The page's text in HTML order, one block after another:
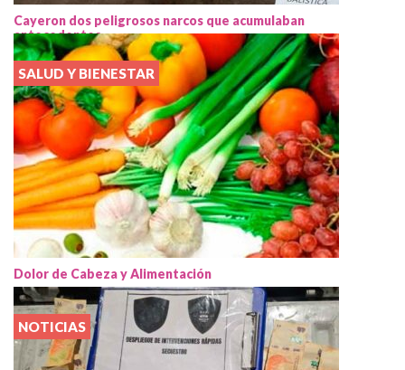
Cayeron dos peligrosos narcos que acumulaban
antecedentes
SALUD Y BIENESTAR
Dolor de Cabeza y Alimentación
NOTICIAS